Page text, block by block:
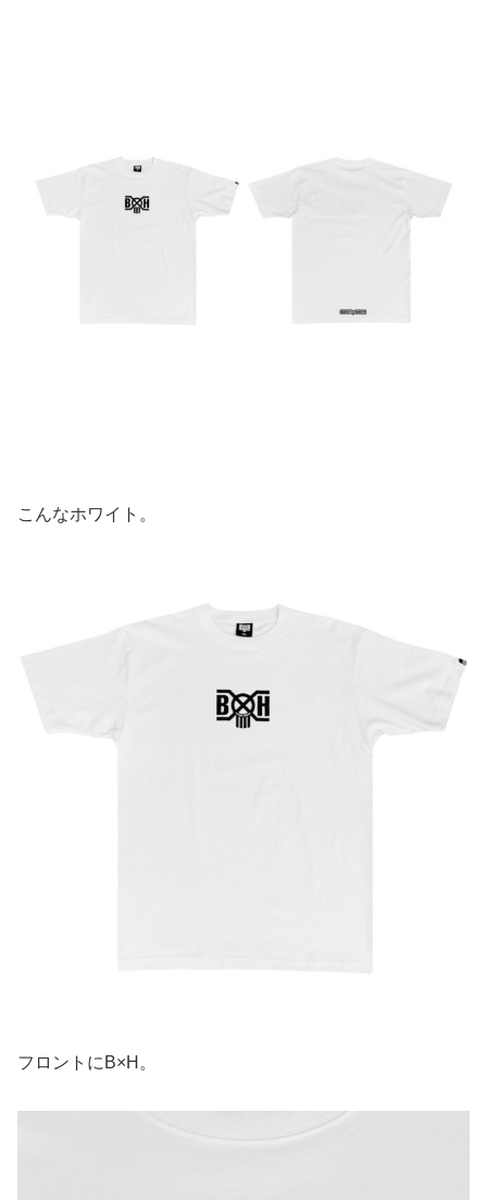
こんなホワイト。
フロントにB×H。